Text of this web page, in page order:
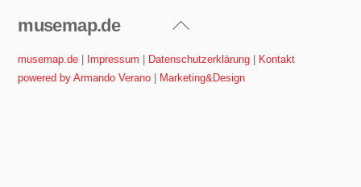
Back
Top
musemap.de
musemap.de Impressum Datenschutzerklärung
Kontakt
powered by Armando Verano
Marketing&Design